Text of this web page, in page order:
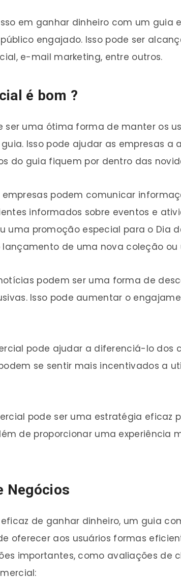
em ganhar dinheiro com um guia
engajado. Isso pode ser
e-mail marketing, entre outros.
é bom ?
uma ótima forma de manter os
Isso pode ajudar as empresas
do guia fiquem por dentro das
podem comunicar
informados sobre eventos e
uma promoção especial para o Dia
de uma nova coleção
podem ser uma forma de
Isso pode aumentar o
pode ajudar a diferenciá-lo
se sentir mais incentivados a
pode ser uma estratégia eficaz
de proporcionar uma experiência
Negócios
de ganhar dinheiro, um guia
oferecer aos usuários formas
importantes, como avaliações de